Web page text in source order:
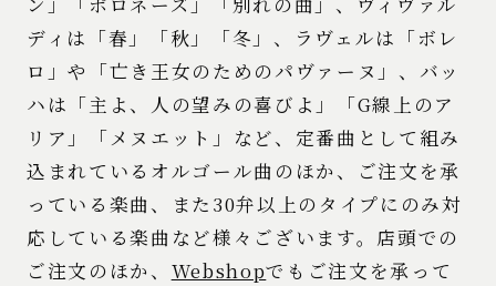
ディは「春」「秋」「冬」、ラヴェルは「ボレ
ロ」や「亡き王女のためのパヴァーヌ」、バッ
ハは「主よ、人の望みの喜びよ」「G線上のア
リア」「メヌエット」など、定番曲として組み
込まれているオルゴール曲のほか、ご注文を承
っている楽曲、また30弁以上のタイプにのみ対
応している楽曲など様々ございます。店頭での
ご注文のほか、 Webshopでもご注文を承って